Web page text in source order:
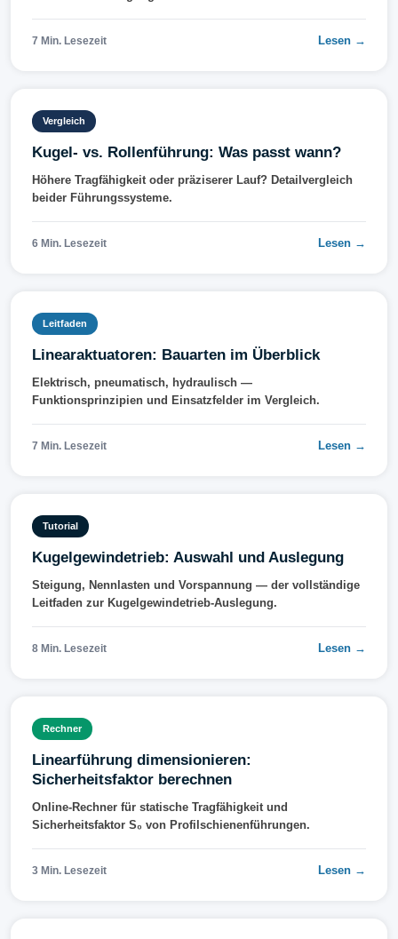
7 Min. Lesezeit Lesen →
Vergleich
Kugel- vs. Rollenführung: Was passt wann?
Höhere Tragfähigkeit oder präziserer Lauf? Detailvergleich
beider Führungssysteme.
6 Min. Lesezeit Lesen →
Leitfaden
Linearaktuatoren: Bauarten im Überblick
Elektrisch, pneumatisch, hydraulisch —
Funktionsprinzipien und Einsatzfelder im Vergleich.
7 Min. Lesezeit Lesen →
Tutorial
Kugelgewindetrieb: Auswahl und Auslegung
Steigung, Nennlasten und Vorspannung — der vollständige
Leitfaden zur Kugelgewindetrieb-Auslegung.
8 Min. Lesezeit Lesen →
Rechner
Linearführung dimensionieren:
Sicherheitsfaktor berechnen
Online-Rechner für statische Tragfähigkeit und
Sicherheitsfaktor S₀ von Profilschienenführungen.
3 Min. Lesezeit Lesen →